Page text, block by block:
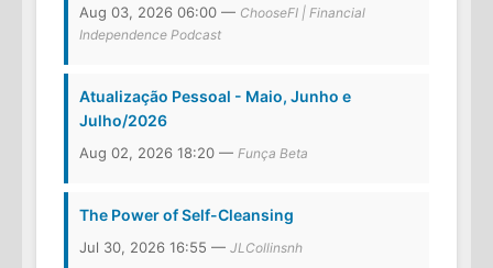
Aug 03, 2026 06:00 — ChooseFI | Financial
Independence Podcast
Atualização Pessoal - Maio, Junho e
Julho/2026
Aug 02, 2026 18:20 — Funça Beta
The Power of Self-Cleansing
Jul 30, 2026 16:55 — JLCollinsnh